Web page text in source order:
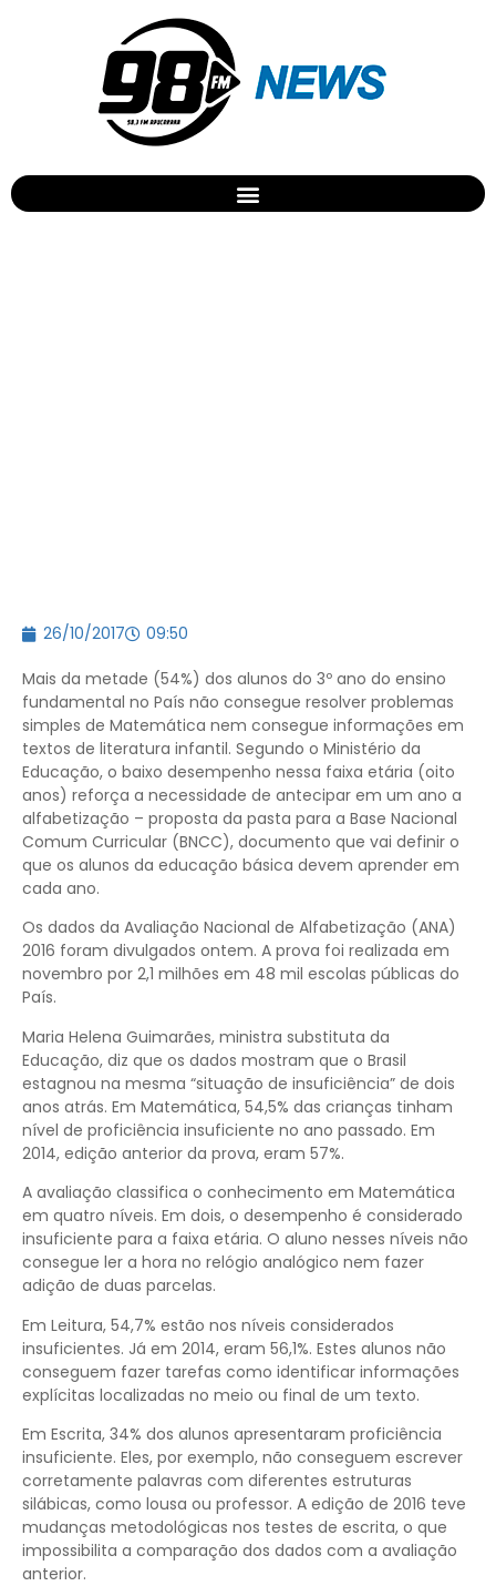
26/10/2017 09:50
Mais da metade (54%) dos alunos do 3º ano do ensino
fundamental no País não consegue resolver problemas
simples de Matemática nem consegue informações em
textos de literatura infantil. Segundo o Ministério da
Educação, o baixo desempenho nessa faixa etária (oito
anos) reforça a necessidade de antecipar em um ano a
alfabetização – proposta da pasta para a Base Nacional
Comum Curricular (BNCC), documento que vai definir o
que os alunos da educação básica devem aprender em
cada ano.
Os dados da Avaliação Nacional de Alfabetização (ANA)
2016 foram divulgados ontem. A prova foi realizada em
novembro por 2,1 milhões em 48 mil escolas públicas do
País.
Maria Helena Guimarães, ministra substituta da
Educação, diz que os dados mostram que o Brasil
estagnou na mesma “situação de insuficiência” de dois
anos atrás. Em Matemática, 54,5% das crianças tinham
nível de proficiência insuficiente no ano passado. Em
2014, edição anterior da prova, eram 57%.
A avaliação classifica o conhecimento em Matemática
em quatro níveis. Em dois, o desempenho é considerado
insuficiente para a faixa etária. O aluno nesses níveis não
consegue ler a hora no relógio analógico nem fazer
adição de duas parcelas.
Em Leitura, 54,7% estão nos níveis considerados
insuficientes. Já em 2014, eram 56,1%. Estes alunos não
conseguem fazer tarefas como identificar informações
explícitas localizadas no meio ou final de um texto.
Em Escrita, 34% dos alunos apresentaram proficiência
insuficiente. Eles, por exemplo, não conseguem escrever
corretamente palavras com diferentes estruturas
silábicas, como lousa ou professor. A edição de 2016 teve
mudanças metodológicas nos testes de escrita, o que
impossibilita a comparação dos dados com a avaliação
anterior.